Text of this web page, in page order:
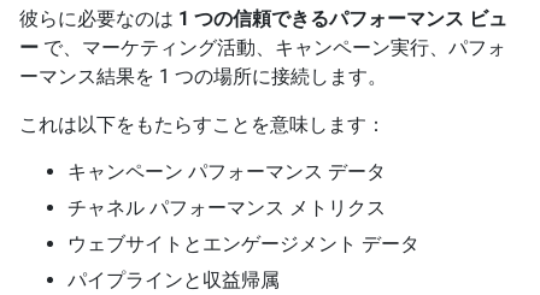
彼らに必要なのは 1 つの信頼できるパフォーマンス ビュ
ー で、マーケティング活動、キャンペーン実行、パフォ
ーマンス結果を 1 つの場所に接続します。
これは以下をもたらすことを意味します：
キャンペーン パフォーマンス データ
チャネル パフォーマンス メトリクス
ウェブサイトとエンゲージメント データ
パイプラインと収益帰属